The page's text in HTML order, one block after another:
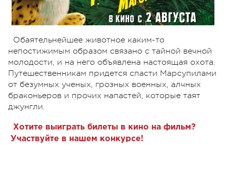
Обаятельнейшее животное каким-то
непостижимым образом связано с тайной вечной
молодости, и на него объявлена настоящая охота.
Путешественникам придется спасти Марсупилами
от безумных ученых, грозных военных, алчных
браконьеров и прочих напастей, которые таят
джунгли.
Хотите выиграть билеты в кино на фильм?
Участвуйте в нашем конкурсе!